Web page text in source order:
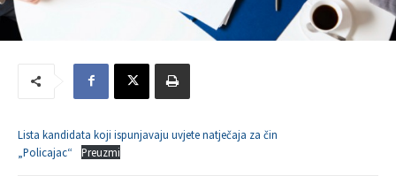
Lista kandidata koji ispunjavaju uvjete natječaja za čin
„Policajac“
Preuzmi